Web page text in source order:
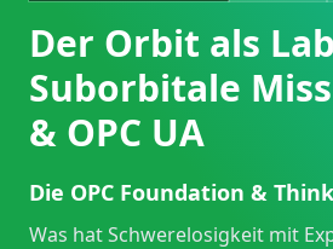
Der Orbit als
Suborbitale
& OPC UA
Die OPC Foundation &
Was hat Schwerelosigkeit mit